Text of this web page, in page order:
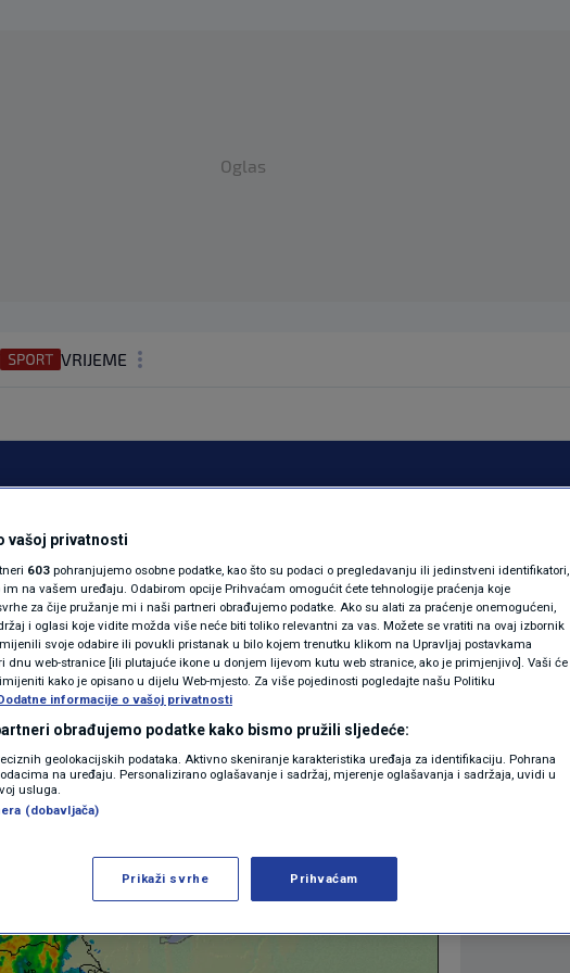
Oglas
VRIJEME
REGIJA
MAGAZIN
KOLUMNE
N1(DIS)INFO
KLIMATSKE PROMJENE
FOTO
VIDEO
u
poplave, olujni
14:37 VIJESTI 0 komentara
Više
vašoj privatnosti
603 pohranjujemo osobne podatke, kao što su podaci o pregledavanju ili jedinstveni identifikatori,
na vašem uređaju. Odabirom opcije Prihvaćam omogućit ćete tehnologije praćenja koje
za čije pružanje mi i naši partneri obrađujemo podatke. Ako su alati za praćenje onemogućeni,
i oglasi koje vidite možda više neće biti toliko relevantni za vas. Možete se vratiti na ovaj izbornik
svoje odabire ili povukli pristanak u bilo kojem trenutku klikom na Upravljaj postavkama
dnu web-stranice [ili plutajuće ikone u donjem lijevom kutu web stranice, ako je primjenjivo]. Vaši će
kako je opisano u dijelu Web-mjesto. Za više pojedinosti pogledajte našu Politiku
informacije o vašoj privatnosti
obrađujemo podatke kako bismo pružili sljedeće:
geolokacijskih podataka. Aktivno skeniranje karakteristika uređaja za identifikaciju. Pohrana
na uređaju. Personalizirano oglašavanje i sadržaj, mjerenje oglašavanja i sadržaja, uvidi u
usluga.
(dobavljača)
Prikaži svrhe Prihvaćam